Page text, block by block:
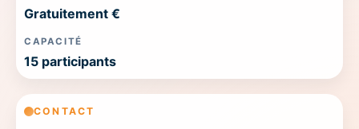
Gratuitement €
CAPACITÉ
15 participants
CONTACT